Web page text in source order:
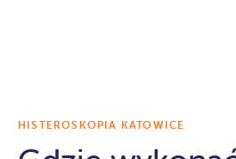
HISTEROSKOPIA KATOWICE